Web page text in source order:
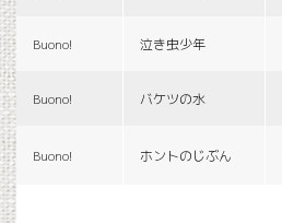
Buono! 泣き虫少年
Buono! バケツの水
Buono! ホントのじぶん